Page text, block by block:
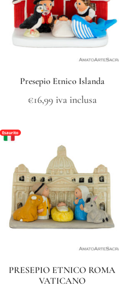
Presepio Etnico Islanda
€16,99 iva inclusa
Esaurito
PRESEPIO ETNICO ROMA
VATICANO